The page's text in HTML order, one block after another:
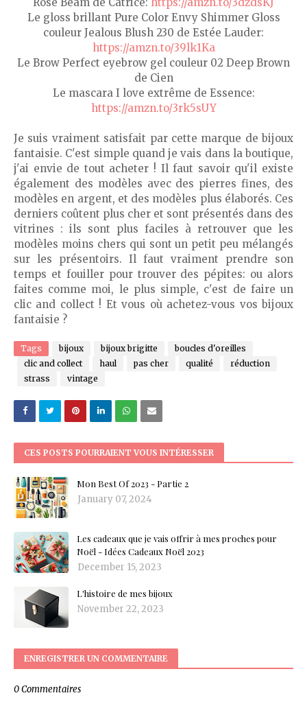
Le gloss brillant Pure Color Envy Shimmer Gloss
couleur Jealous Blush 230 de Estée Lauder:
https://amzn.to/39lk1Ka
Le Brow Perfect eyebrow gel couleur 02 Deep Brown
de Cien
Le mascara I love extrême de Essence:
https://amzn.to/3rk5sUY
Je suis vraiment satisfait par cette marque de bijoux
fantaisie. C'est simple quand je vais dans la boutique,
j'ai envie de tout acheter ! Il faut savoir qu'il existe
également des modèles avec des pierres fines, des
modèles en argent, et des modèles plus élaborés. Ces
derniers coûtent plus cher et sont présentés dans des
vitrines : ils sont plus faciles à retrouver que les
modèles moins chers qui sont un petit peu mélangés
sur les présentoirs. Il faut vraiment prendre son
temps et fouiller pour trouver des pépites: ou alors
faites comme moi, le plus simple, c'est de faire un
clic and collect ! Et vous où achetez-vous vos bijoux
fantaisie ?
Tags bijoux bijoux brigitte
boucles d'oreilles
clic and collect
haul pas cher qualité
réduction
strass
vintage
CES POSTS POURRAIENT VOUS INTÉRESSER
Mon Best Of 2023 - Partie 2
January 07, 2024
Les cadeaux que je vais offrir à mes proches pour
Noël - Idées Cadeaux Noël 2023
December 15, 2023
L'histoire de mes bijoux
November 22, 2023
ENREGISTRER UN COMMENTAIRE
0 Commentaires